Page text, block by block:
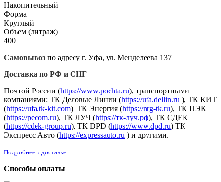
Накопительный
Форма
Круглый
Объем (литраж)
400
Самовывоз по адресу г. Уфа, ул. Менделеева 137
Доставка по РФ и СНГ
Почтой России (https://www.pochta.ru), транспортными
компаниями: ТК Деловые Линии (https://ufa.dellin.ru ), ТК КИТ
(https://ufa.tk-kit.com), ТК Энергия (https://nrg-tk.ru), ТK ПЭК
(https://pecom.ru), ТК ЛУЧ (https://тк-луч.рф), ТК СДЕК
(https://cdek-group.ru), ТК DPD (https://www.dpd.ru) ТК
Экспресс Авто (https://expressauto.ru ) и другими.
Подробнее о доставке
Способы оплаты